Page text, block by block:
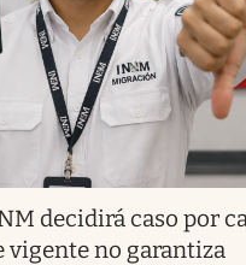
decidirá caso por
vigente no garantiza